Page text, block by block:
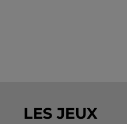
LES JEUX